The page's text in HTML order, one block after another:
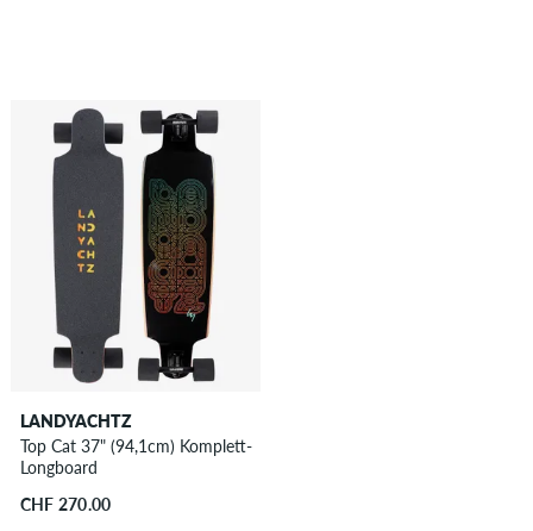
LANDYACHTZ
Top Cat 37" (94,1cm) Komplett-
Longboard
CHF 270.00